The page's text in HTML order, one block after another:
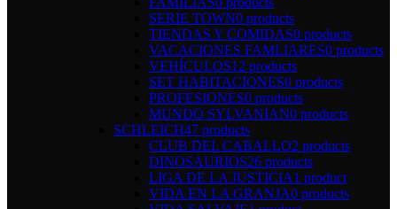
SERIE TOWN0 products
TIENDAS Y COMIDAS0 products
VACACIONES FAMLIARES0 products
VEHÍCULOS12 products
SET HABITACIONES0 products
PROFESIONES0 products
MUNDO SYLVANIAN0 products
SCHLEICH47 products
CLUB DEL CABALLO2 products
DINOSAURIOS26 products
LIGA DE LA JUSTICIA1 product
VIDA EN LA GRANJA0 products